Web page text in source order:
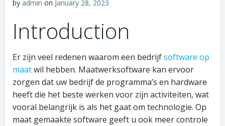
by admin on January 28, 2023
Introduction
Er zijn veel redenen waarom een bedrijfsoftware op
maatwil hebben. Maatwerksoftware kan ervoor
zorgen dat uw bedrijf de programma’s en hardware
heeft die het beste werken voor zijn activiteiten, wat
vooral belangrijk is als het gaat om technologie. Op
maat gemaakte software geeft u ook meer controle